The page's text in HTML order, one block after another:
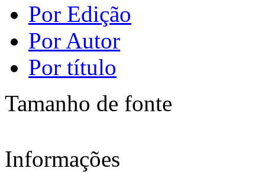
Por Edição
Por Autor
Por título
Tamanho de fonte
Informações